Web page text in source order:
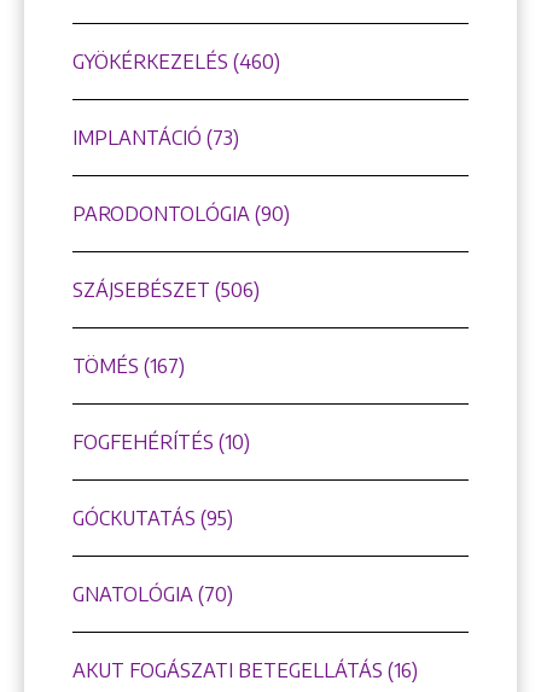
GYÖKÉRKEZELÉS (460)
IMPLANTÁCIÓ (73)
PARODONTOLÓGIA (90)
SZÁJSEBÉSZET (506)
TÖMÉS (167)
FOGFEHÉRÍTÉS (10)
GÓCKUTATÁS (95)
GNATOLÓGIA (70)
AKUT FOGÁSZATI BETEGELLÁTÁS (16)